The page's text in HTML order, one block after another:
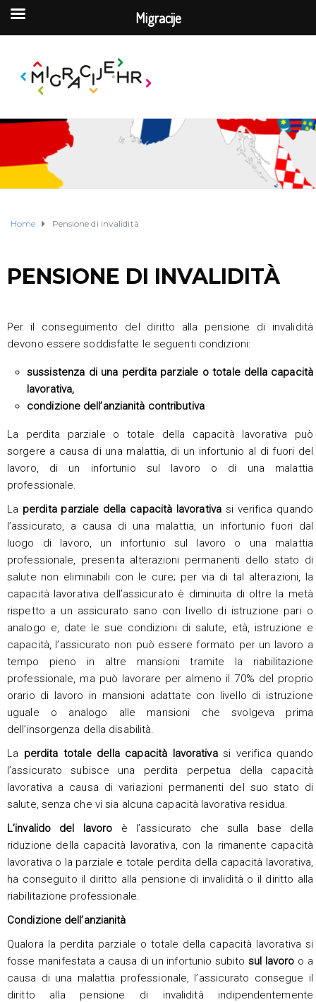
Home Pensione di invalidità
PENSIONE DI INVALIDITÀ
Per il conseguimento del diritto alla pensione di invalidità
devono essere soddisfatte le seguenti condizioni:
sussistenza di una perdita parziale o totale della capacità
lavorativa,
condizione dell’anzianità contributiva
La perdita parziale o totale della capacità lavorativa può
sorgere a causa di una malattia, di un infortunio al di fuori del
lavoro, di un infortunio sul lavoro o di una malattia
professionale.
La perdita parziale della capacità lavorativa si verifica quando
l’assicurato, a causa di una malattia, un infortunio fuori dal
luogo di lavoro, un infortunio sul lavoro o una malattia
professionale, presenta alterazioni permanenti dello stato di
salute non eliminabili con le cure; per via di tal alterazioni, la
capacità lavorativa dell’assicurato è diminuita di oltre la metà
rispetto a un assicurato sano con livello di istruzione pari o
analogo e, date le sue condizioni di salute, età, istruzione e
capacità, l’assicurato non può essere formato per un lavoro a
tempo pieno in altre mansioni tramite la riabilitazione
professionale, ma può lavorare per almeno il 70% del proprio
orario di lavoro in mansioni adattate con livello di istruzione
uguale o analogo alle mansioni che svolgeva prima
dell’insorgenza della disabilità.
La perdita totale della capacità lavorativasi verifica quando
l’assicurato subisce una perdita perpetua della capacità
lavorativa a causa di variazioni permanenti del suo stato di
salute, senza che vi sia alcuna capacità lavorativa residua.
L’invalido del lavoro è l’assicurato che sulla base della
riduzione della capacità lavorativa, con la rimanente capacità
lavorativa o la parziale e totale perdita della capacità lavorativa,
ha conseguito il diritto alla pensione di invalidità o il diritto alla
riabilitazione professionale.
Condizione dell’anzianità
Qualora la perdita parziale o totale della capacità lavorativa si
fosse manifestata a causa di un infortunio subitosul lavoro o a
causa di una malattia professionale, l’assicurato consegue il
diritto alla pensione di invalidità indipendentemente
Migracije